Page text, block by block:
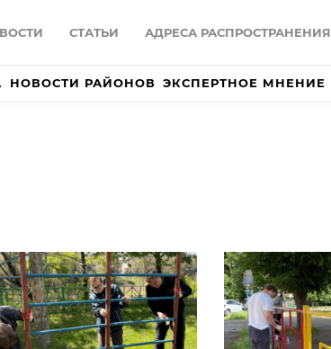
СТАТЬИ АДРЕСА РАСПРОСТРАНЕНИЯ
НОВОСТИ РАЙОНОВ ЭКСПЕРТНОЕ МНЕНИЕ